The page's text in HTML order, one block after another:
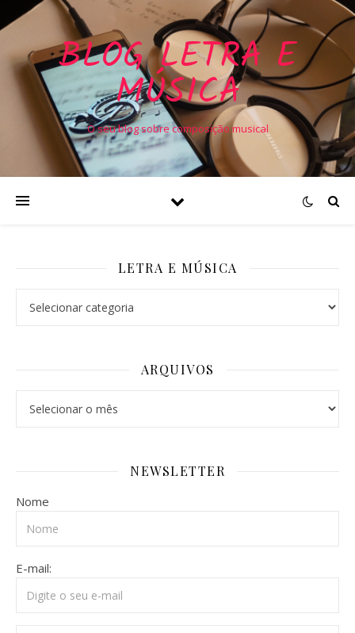
BLOG LETRA E
MÚSICA
O seu blog sobre composição musical
LETRA E MÚSICA
ARQUIVOS
NEWSLETTER
Nome
E-mail: